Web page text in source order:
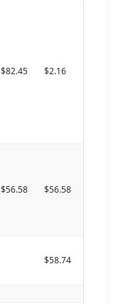
$82.45 $2.16
$56.58 $56.58
$58.74